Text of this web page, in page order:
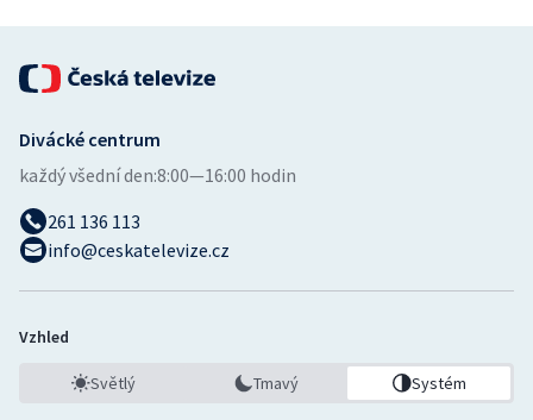
Vodní slalom
Volejbal
Ostatní
Divácké centrum
každý všední den:8:00—16:00 hodin
261 136 113
info@ceskatelevize.cz
Vzhled
Světlý Tmavý Systém